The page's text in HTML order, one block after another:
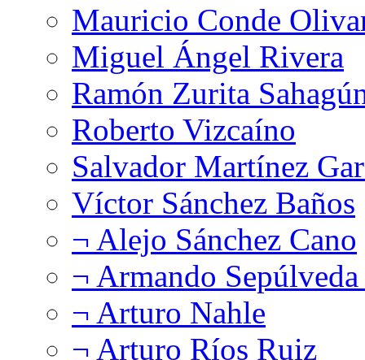
Mauricio Conde
Miguel Ángel Rivera
Ramón Zurita
Roberto Vizcaíno
Salvador Martínez
Víctor Sánchez Baños
¬ Alejo Sánchez Cano
¬ Armando
¬ Arturo Nahle
¬ Arturo Ríos Ruiz